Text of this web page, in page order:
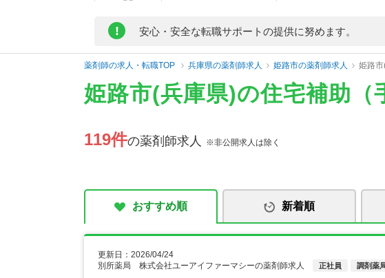
! 安心・安全な転職サポートの提供に努めます。
薬剤師の求人・転職TOP 兵庫県の薬剤師求人 姫路市の薬剤師求人 姫路
姫路市(兵庫県)の住宅補助
119件の薬剤師求人 ※非公開求人は除く
おすすめ順 新着順
更新日：2026/04/24
別所薬局 株式会社ユーアイファーマシーの薬剤師求人
正社員 調剤薬